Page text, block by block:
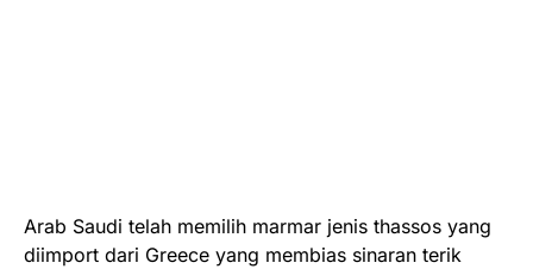
Arab Saudi telah memilih marmar jenis thassos yang
diimport dari Greece yang membias sinaran terik